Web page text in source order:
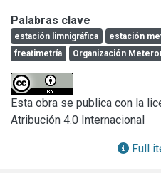
documentación que norma
estaciones de monitoreo.
de la obra civil, las
precauciones de instalación
de la red. La calidad y
para una correcta toma de
nuestro lema “MEDIR
fundamental para el
Palabras clave
estación limnigráfica estación
freatimetría
Organización
Esta obra se publica con la
Atribución 4.0 Internacional
Full